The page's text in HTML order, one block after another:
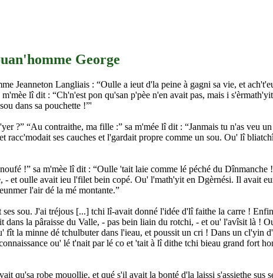
George
Jeanneton Langliais : “Oulle a ieut d'la peine à gagni sa vie, et
lî dit : “Ch'n'est pon qu'san p'pèe n'en avait pas, mais i
dans sa pouchette !”'
?” “Au contraithe, ma fille :” sa m'mée lî dit : “Janmais tu n'as veu
ses cauches et l'gardait propre comme un sou. Ou' lî
!” sa m'mèe lî dit : “Oulle 'tait laie comme lé péché du
et oulle avait ieu l'filet bein copé. Ou' l'math'yit en Dgèrnési. Il avait
l'air dé la mé montante.”
sou. J'ai tréjous [...] tchi lî-avait donné l'idée d'lî faithe la carre !
la pâraisse du Valle, - pas bein liain du rotchi, - et ou' l'avîsit là !
la minne dé tchulbuter dans l'ieau, et poussit un cri ! Dans un cl'yin
ou' lé t'nait par lé co et 'tait à lî dithe tchi bieau grand fort
robe mouollie, et qué s'il avait la bonté d'la laissi s'assiethe sus